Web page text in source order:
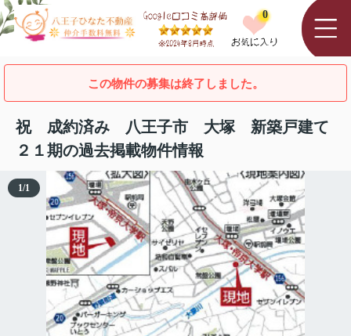
0
この物件の募集は終了しました。
祝 成約済み 八王子市 大塚 新築戸建て
２１期の過去掲載物件情報
1/1